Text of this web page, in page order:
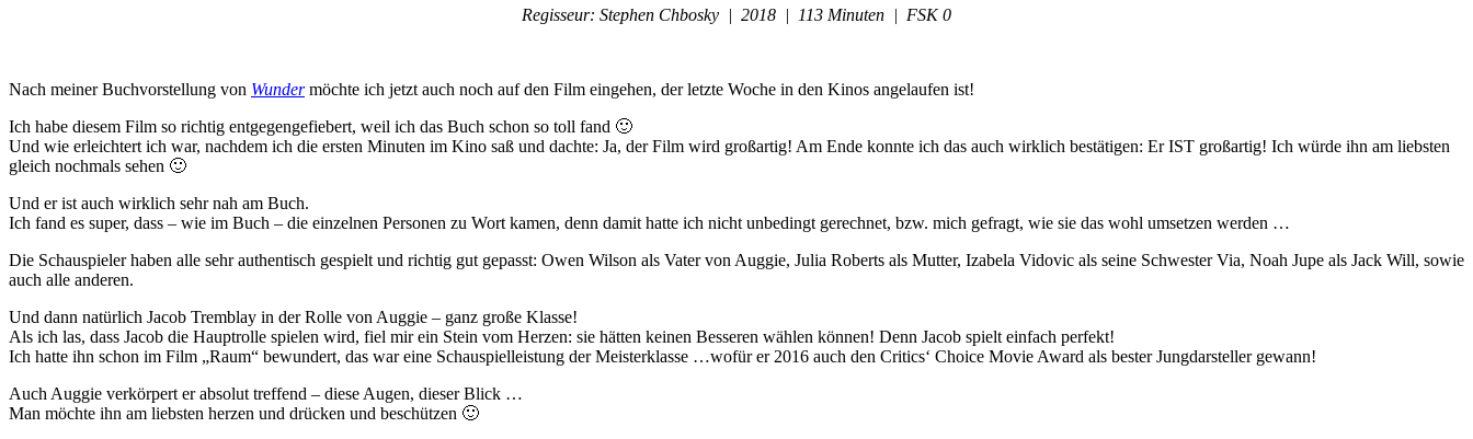
Regisseur: Stephen Chbosky | 2018 | 113 Minuten | FSK 0
Nach meiner Buchvorstellung von Wunder möchte ich jetzt auch noch auf den Film eingehen, der letzte Woche in den Kinos angelaufen ist!
Ich habe diesem Film so richtig entgegengefiebert, weil ich das Buch schon so toll fand 🙂
Und wie erleichtert ich war, nachdem ich die ersten Minuten im Kino saß und dachte: Ja, der Film wird großartig! Am Ende konnte ich das auch wirklich bestätigen: Er IST großartig! Ich würde ihn am liebsten
gleich nochmals sehen 🙂
Und er ist auch wirklich sehr nah am Buch.
Ich fand es super, dass – wie im Buch – die einzelnen Personen zu Wort kamen, denn damit hatte ich nicht unbedingt gerechnet, bzw. mich gefragt, wie sie das wohl umsetzen werden …
Die Schauspieler haben alle sehr authentisch gespielt und richtig gut gepasst: Owen Wilson als Vater von Auggie, Julia Roberts als Mutter, Izabela Vidovic als seine Schwester Via, Noah Jupe als Jack Will, sowie
auch alle anderen.
Und dann natürlich Jacob Tremblay in der Rolle von Auggie – ganz große Klasse!
Als ich las, dass Jacob die Hauptrolle spielen wird, fiel mir ein Stein vom Herzen: sie hätten keinen Besseren wählen können! Denn Jacob spielt einfach perfekt!
Ich hatte ihn schon im Film „Raum“ bewundert, das war eine Schauspielleistung der Meisterklasse …wofür er 2016 auch den Critics‘ Choice Movie Award als bester Jungdarsteller gewann!
Auch Auggie verkörpert er absolut treffend – diese Augen, dieser Blick …
Man möchte ihn am liebsten herzen und drücken und beschützen 🙂